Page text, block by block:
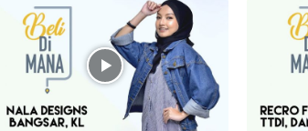
Casa Impiana
Impiana MakeOver
Lahar Dekor
Sembang Dekor
Sembang Laman